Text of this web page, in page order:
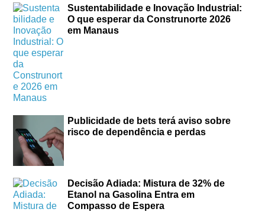
Sustentabilidade e Inovação Industrial:
O que esperar da Construnorte 2026
em Manaus
Publicidade de bets terá aviso sobre
risco de dependência e perdas
Decisão Adiada: Mistura de 32% de
Etanol na Gasolina Entra em
Compasso de Espera